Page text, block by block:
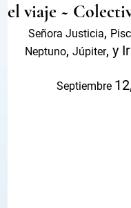
el viaje ~
Señora Justicia,
Neptuno, Júpiter, y
Septiembre